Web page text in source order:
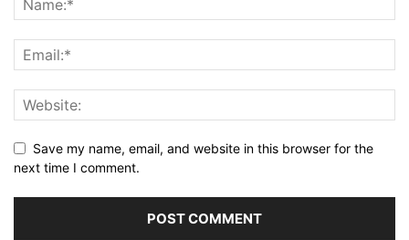
Save my name, email, and website in this browser for the
next time I comment.